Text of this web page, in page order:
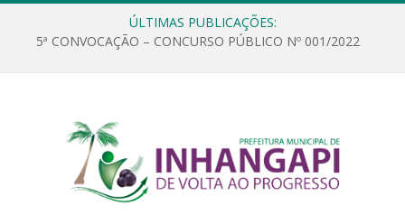
ÚLTIMAS PUBLICAÇÕES:
5ª CONVOCAÇÃO – CONCURSO PÚBLICO Nº 001/2022